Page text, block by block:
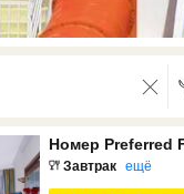
Номер Preferred
Завтрак ещё